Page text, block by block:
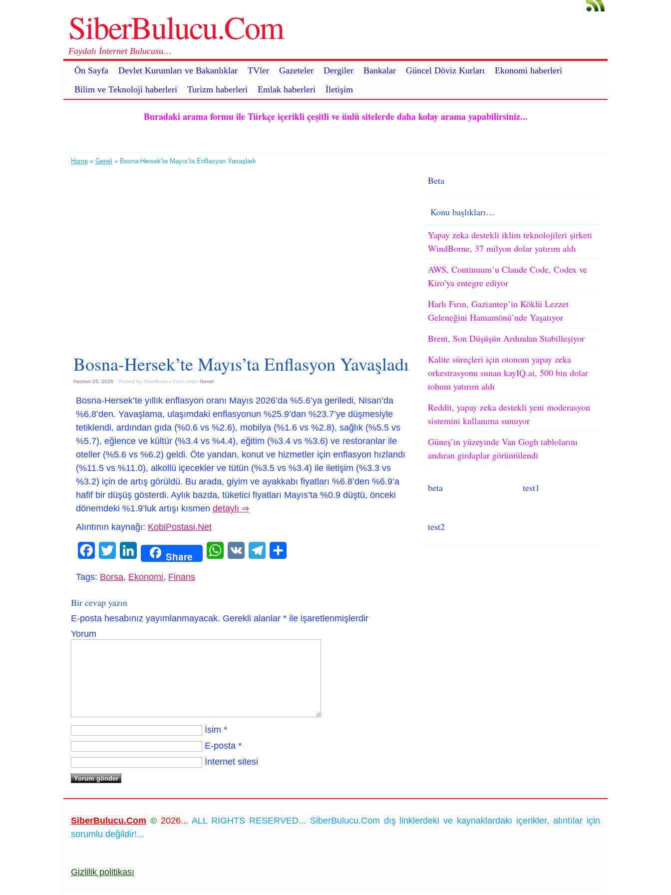
SiberBulucu.Com
Faydalı İnternet Bulucusu…
Ön Sayfa
Devlet Kurumları ve Bakanlıklar TVler Gazeteler Dergiler Bankalar Güncel Döviz Kurları
Ekonomi haberleri
Bilim ve Teknoloji haberleri
Turizm haberleri Emlak haberleri İletişim
Buradaki arama formu ile Türkçe içerikli çeşitli ve ünlü sitelerde daha kolay arama yapabilirsiniz...
Home » Genel » Bosna-Hersek’te Mayıs’ta Enflasyon Yavaşladı
Bosna-Hersek’te Mayıs’ta Enflasyon Yavaşladı
Haziran 25, 2026 Posted by SiberBulucu.Com under Genel
Bosna-Hersek’te yıllık enflasyon oranı Mayıs 2026’da %5.6’ya geriledi, Nisan’da
%6.8’den. Yavaşlama, ulaşımdaki enflasyonun %25.9’dan %23.7’ye düşmesiyle
tetiklendi, ardından gıda (%0.6 vs %2.6), mobilya (%1.6 vs %2.8), sağlık (%5.5 vs
%5.7), eğlence ve kültür (%3.4 vs %4.4), eğitim (%3.4 vs %3.6) ve restoranlar ile
oteller (%5.6 vs %6.2) geldi. Öte yandan, konut ve hizmetler için enflasyon hızlandı
(%11.5 vs %11.0), alkollü içecekler ve tütün (%3.5 vs %3.4) ile iletişim (%3.3 vs
%3.2) için de artış görüldü. Bu arada, giyim ve ayakkabı fiyatları %6.8’den %6.9’a
hafif bir düşüş gösterdi. Aylık bazda, tüketici fiyatları Mayıs’ta %0.9 düştü, önceki
dönemdeki %1.9’luk artışı kısmen detaylı ⇒
Alıntının kaynağı: KobiPostasi.Net
Facebook
Twitter LinkedIn Share WhatsApp
VK Telegram
Tags: Borsa, Ekonomi, Finans
Bir cevap yazın
E-posta hesabınız yayımlanmayacak. Gerekli alanlar * ile işaretlenmişlerdir
Yorum
İsim *
E-posta *
İnternet sitesi
Beta
Konu başlıkları…
Yapay zeka destekli iklim teknolojileri şirketi
WindBorne, 37 milyon dolar yatırım aldı
AWS, Continuum’u Claude Code, Codex ve
Kiro’ya entegre ediyor
Harlı Fırın, Gaziantep’in Köklü Lezzet
Geleneğini Hamamönü’nde Yaşatıyor
Brent, Son Düşüşün Ardından Stabilleşiyor
Kalite süreçleri için otonom yapay zeka
orkestrasyonu sunan kayIQ.ai, 500 bin dolar
tohum yatırım aldı
Reddit, yapay zeka destekli yeni moderasyon
sistemini kullanıma sunuyor
Güneş’in yüzeyinde Van Gogh tablolarını
andıran girdaplar görüntülendi
beta test1
test2
SiberBulucu.Com © 2026... ALL RIGHTS RESERVED... SiberBulucu.Com dış linklerdeki ve kaynaklardakı içerikler, alıntılar için
sorumlu değildir!...
Gizlilik politikası